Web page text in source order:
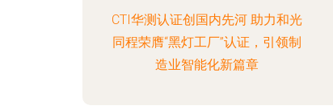
CTI华测认证创国内先河 助力和光
同程荣膺“黑灯工厂”认证，引领制
造业智能化新篇章